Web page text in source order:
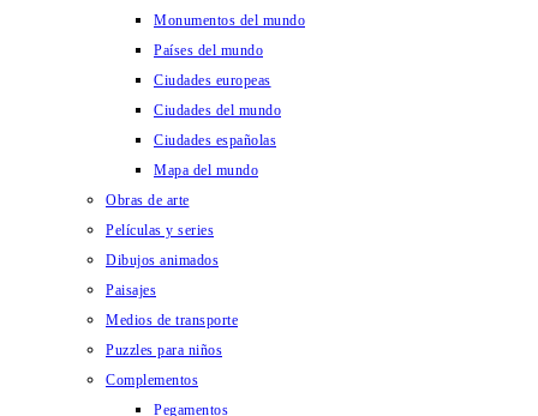
Monumentos del mundo
Países del mundo
Ciudades europeas
Ciudades del mundo
Ciudades españolas
Mapa del mundo
Obras de arte
Películas y series
Dibujos animados
Paisajes
Medios de transporte
Puzzles para niños
Complementos
Pegamentos